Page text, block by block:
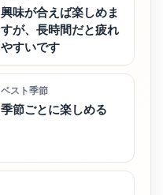
興味が合えば楽しめま
すが、長時間だと疲れ
やすいです
ベスト季節
季節ごとに楽しめる